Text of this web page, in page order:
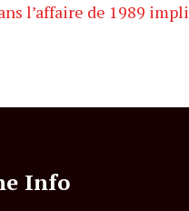
l’affaire de 1989
Info